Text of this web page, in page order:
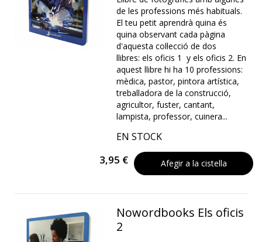
de les professions més habituals.
El teu petit aprendrà quina és
quina observant cada pàgina
d'aquesta col·lecció de dos
llibres: els oficis 1 y els oficis 2. En
aquest llibre hi ha 10 professions:
mèdica, pastor, pintora artística,
treballadora de la construcció,
agricultor, fuster, cantant,
lampista, professor, cuinera...
EN STOCK
3,95 € Afegir a la cistella
Nowordbooks Els oficis
2